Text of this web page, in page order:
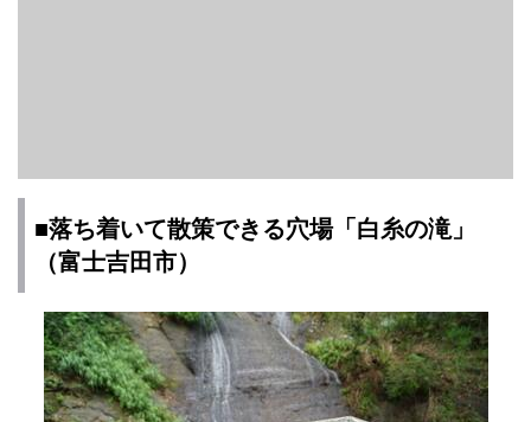
■落ち着いて散策できる穴場「白糸の滝」
（富士吉田市）